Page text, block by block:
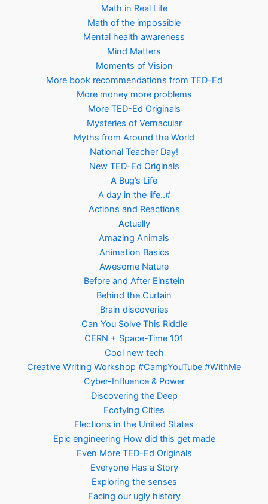
Math in Real Life
Math of the impossible
Mental health awareness
Mind Matters
Moments of Vision
More book recommendations from TED-Ed
More money more problems
More TED-Ed Originals
Mysteries of Vernacular
Myths from Around the World
National Teacher Day!
New TED-Ed Originals
A Bug’s Life
A day in the life..#
Actions and Reactions
Actually
Amazing Animals
Animation Basics
Awesome Nature
Before and After Einstein
Behind the Curtain
Brain discoveries
Can You Solve This Riddle
CERN + Space-Time 101
Cool new tech
Creative Writing Workshop #CampYouTube #WithMe
Cyber-Influence & Power
Discovering the Deep
Ecofying Cities
Elections in the United States
Epic engineering How did this get made
Even More TED-Ed Originals
Everyone Has a Story
Exploring the senses
Facing our ugly history